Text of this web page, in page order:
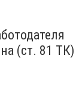
(ст. 81 ТК)